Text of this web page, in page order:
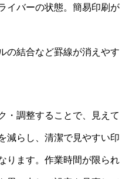
イバーの状態。簡易印刷が
の結合など罫線が消えやす
・調整することで、見えて
減らし、清潔で見やすい印
ります。作業時間が限られ